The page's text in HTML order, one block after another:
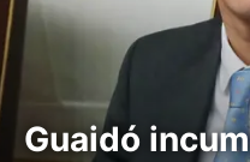
Guaidó